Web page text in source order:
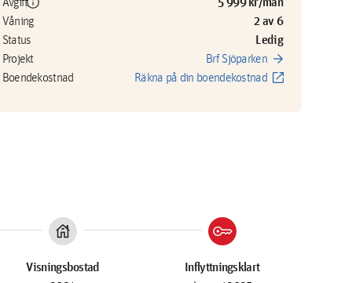
Våning 2 av 6
Status Ledig
Projekt Brf Sjöparken arrow_forward
Boendekostnad Räkna på din boendekostnad open_in_new
house
Visningsbostad
key
Inflyttningsklart